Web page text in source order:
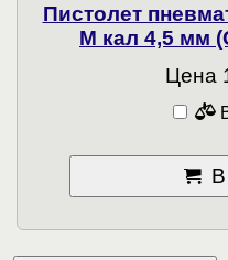
Пистолет
M кал 4,5 мм
Цена
В